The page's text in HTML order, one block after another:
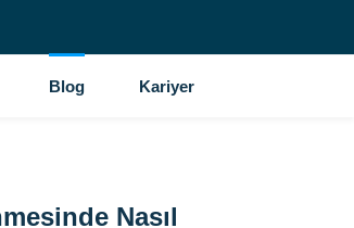
Blog Kariyer
Nasıl